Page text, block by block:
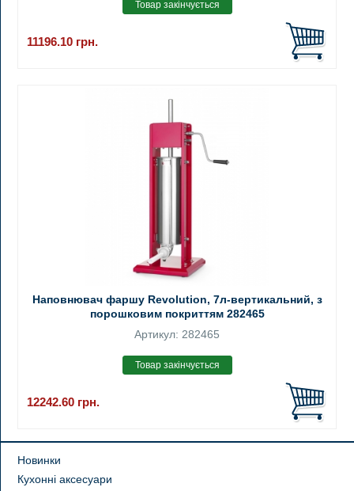
11196.10 грн.
Наповнювач фаршу Revolution, 7л-вертикальний, з
порошковим покриттям 282465
Артикул: 282465
12242.60 грн.
Новинки
Кухонні аксесуари